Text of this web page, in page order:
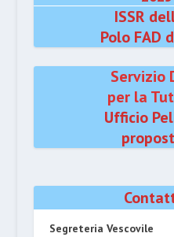
ISSR
Polo FAD
Servizio
per la
Ufficio
Segreteria Vescovile